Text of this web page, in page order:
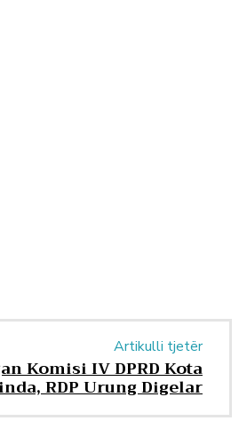
Artikulli tjetër
Komisi IV DPRD Kota
RDP Urung Digelar